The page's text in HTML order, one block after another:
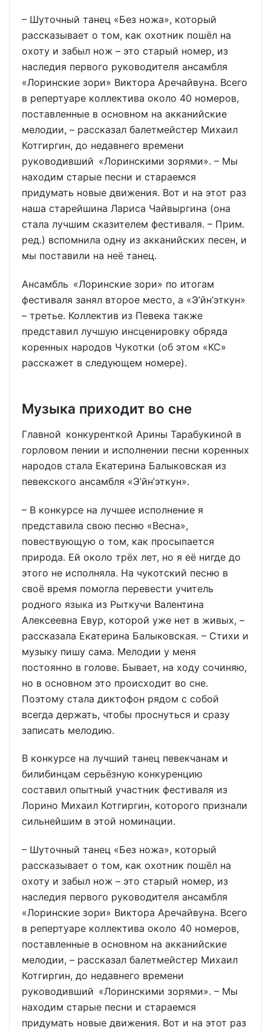
– Шуточный танец «Без ножа», который
рассказывает о том, как охотник пошёл на
охоту и забыл нож – это старый номер, из
наследия первого руководителя ансамбля
«Лоринские зори» Виктора Аречайвуна. Всего
в репертуаре коллектива около 40 номеров,
поставленные в основном на акканийские
мелодии, – рассказал балетмейстер Михаил
Котгиргин, до недавнего времени
руководивший «Лоринскими зорями». – Мы
находим старые песни и стараемся
придумать новые движения. Вот и на этот раз
наша старейшина Лариса Чайвыргина (она
стала лучшим сказителем фестиваля. – Прим.
ред.) вспомнила одну из акканийских песен, и
мы поставили на неё танец.
Ансамбль «Лоринские зори» по итогам
фестиваля занял второе место, а «Э’йн’эткун»
– третье. Коллектив из Певека также
представил лучшую инсценировку обряда
коренных народов Чукотки (об этом «КС»
расскажет в следующем номере).
Музыка приходит во сне
Главной конкуренткой Арины Тарабукиной в
горловом пении и исполнении песни коренных
народов стала Екатерина Балыковская из
певекского ансамбля «Э’йн’эткун».
– В конкурсе на лучшее исполнение я
представила свою песню «Весна»,
повествующую о том, как просыпается
природа. Ей около трёх лет, но я её нигде до
этого не исполняла. На чукотский песню в
своё время помогла перевести учитель
родного языка из Рыткучи Валентина
Алексеевна Евур, которой уже нет в живых, –
рассказала Екатерина Балыковская. – Стихи и
музыку пишу сама. Мелодии у меня
постоянно в голове. Бывает, на ходу сочиняю,
но в основном это происходит во сне.
Поэтому стала диктофон рядом с собой
всегда держать, чтобы проснуться и сразу
записать мелодию.
В конкурсе на лучший танец певекчанам и
билибинцам серьёзную конкуренцию
составил опытный участник фестиваля из
Лорино Михаил Котгиргин, которого признали
сильнейшим в этой номинации.
– Шуточный танец «Без ножа», который
рассказывает о том, как охотник пошёл на
охоту и забыл нож – это старый номер, из
наследия первого руководителя ансамбля
«Лоринские зори» Виктора Аречайвуна. Всего
в репертуаре коллектива около 40 номеров,
поставленные в основном на акканийские
мелодии, – рассказал балетмейстер Михаил
Котгиргин, до недавнего времени
руководивший «Лоринскими зорями». – Мы
находим старые песни и стараемся
придумать новые движения. Вот и на этот раз